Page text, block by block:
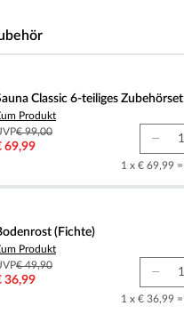
Zubehörset
Classic 6-teiliges Zubehörset
Produkt
€ 99,00
69,99
1 x € 69,99 =
(Fichte)
Produkt
€ 49,90
36,99
1 x € 36,99 =